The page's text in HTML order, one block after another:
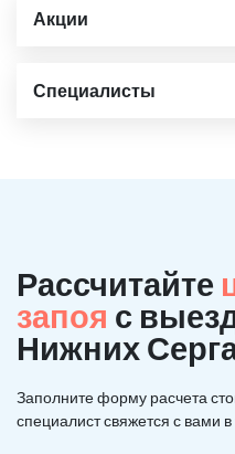
Акции
Специалисты
Рассчитайте
запоя с
Нижних
Заполните форму расчета
специалист свяжется с вами